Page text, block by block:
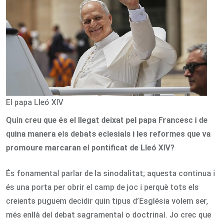
El papa Lleó XIV
Quin creu que és el llegat deixat pel papa Francesc i de
quina manera els debats eclesials i les reformes que va
promoure marcaran el pontificat de Lleó XIV?
És fonamental parlar de la sinodalitat; aquesta continua i
és una porta per obrir el camp de joc i perquè tots els
creients puguem decidir quin tipus d’Església volem ser,
més enllà del debat sagramental o doctrinal. Jo crec que